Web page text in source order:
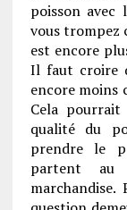
poisson avec
vous trompez
est encore
Il faut croire
encore moins
Cela
qualité du
prendre le
partent au